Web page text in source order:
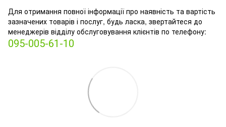
Для отримання повної інформації про наявність та вартість
зазначених товарів і послуг, будь ласка, звертайтеся до
менеджерів відділу обслуговування клієнтів по телефону:
095-005-61-10